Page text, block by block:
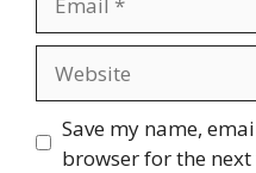
a
l
s
Save my name,
browser for the